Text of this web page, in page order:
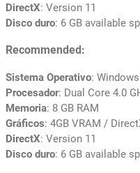
DirectX: Version 11
Disco duro: 6 GB available
Recommended:
Sistema Operativo:
Procesador: Dual Core 4.0
Memoria: 8 GB RAM
Gráficos: 4GB VRAM /
DirectX: Version 11
Disco duro: 6 GB available